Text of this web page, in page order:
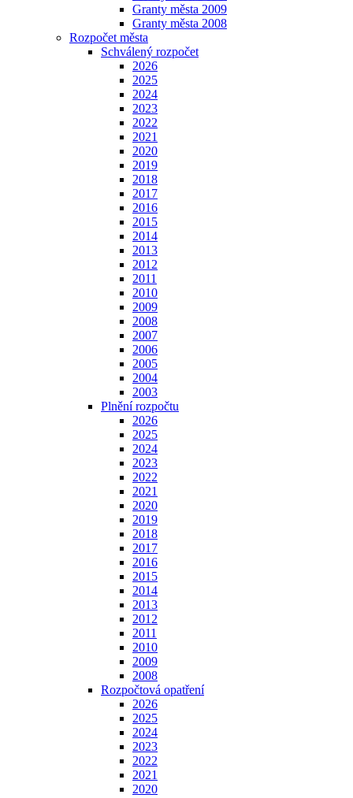
Granty města 2009
Granty města 2008
Rozpočet města
Schválený rozpočet
2026
2025
2024
2023
2022
2021
2020
2019
2018
2017
2016
2015
2014
2013
2012
2011
2010
2009
2008
2007
2006
2005
2004
2003
Plnění rozpočtu
2026
2025
2024
2023
2022
2021
2020
2019
2018
2017
2016
2015
2014
2013
2012
2011
2010
2009
2008
Rozpočtová opatření
2026
2025
2024
2023
2022
2021
2020